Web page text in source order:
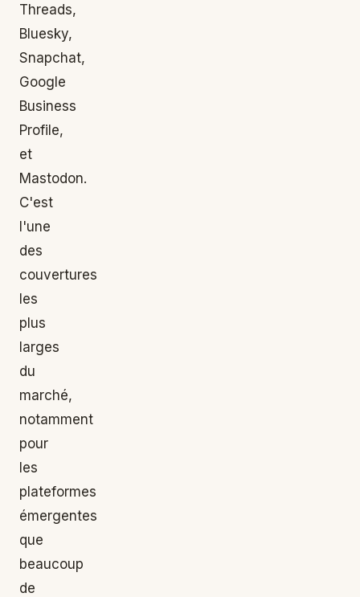
Threads,
Bluesky,
Snapchat,
Google
Business
Profile,
et
Mastodon.
C'est
l'une
des
couvertures
les
plus
larges
du
marché,
notamment
pour
les
plateformes
émergentes
que
beaucoup
de